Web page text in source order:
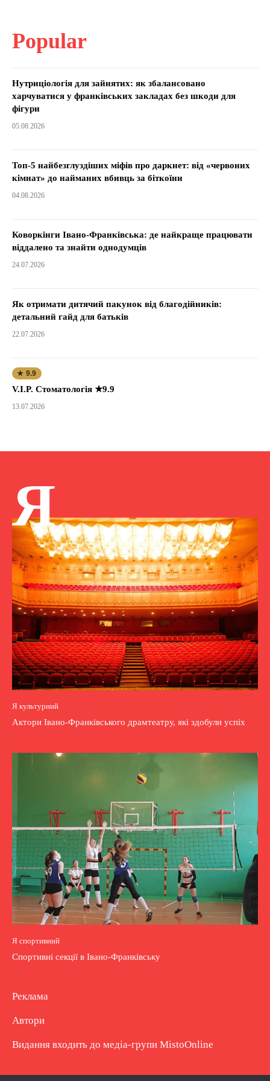
Popular
Нутриціологія для зайнятих: як збалансовано
харчуватися у франківських закладах без шкоди для
фігури
05.08.2026
Топ-5 найбезглуздіших міфів про даркнет: від «червоних
кімнат» до найманих вбивць за біткоїни
04.08.2026
Коворкінги Івано-Франківська: де найкраще працювати
віддалено та знайти однодумців
24.07.2026
Як отримати дитячий пакунок від благодійників:
детальний гайд для батьків
22.07.2026
★ 9.9
V.I.P. Стоматологія ★9.9
13.07.2026
Я
Я культурний
Актори Івано-Франківського драмтеатру, які здобули успіх
Я спортивний
Спортивні секції в Івано-Франківську
Реклама
Автори
Видання входить до медіа-групи MistoOnline